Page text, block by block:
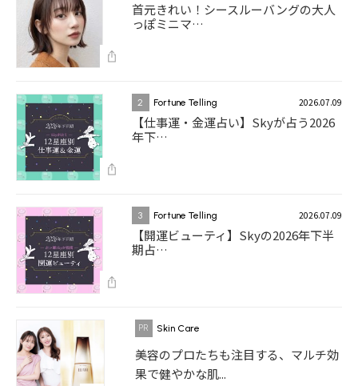
首元きれい！シースルーバングの大人
っぽミニマ…
2 Fortune Telling 2026.07.09
【仕事運・金運占い】Skyが占う2026
年下…
3 Fortune Telling 2026.07.09
【開運ビューティ】Skyの2026年下半
期占…
Skin Care
美容のプロたちも注目する、マルチ効
果で健やかな肌...